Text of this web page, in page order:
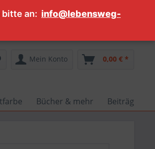
an: info@lebensweg-
Mein Konto 0,00 € *
Bücher & mehr Beiträge